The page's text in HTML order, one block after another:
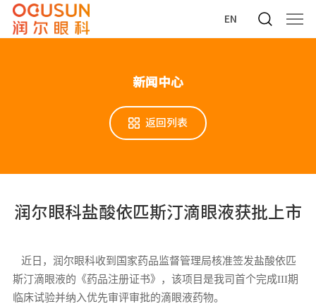
EN
新闻中心
返回列表
润尔眼科盐酸依匹斯汀滴眼液获批上市
近日，润尔眼科收到国家药品监督管理局核准签发盐酸依匹
斯汀滴眼液的《药品注册证书》，该项目是我司首个完成III期
临床试验并纳入优先审评审批的滴眼液药物。